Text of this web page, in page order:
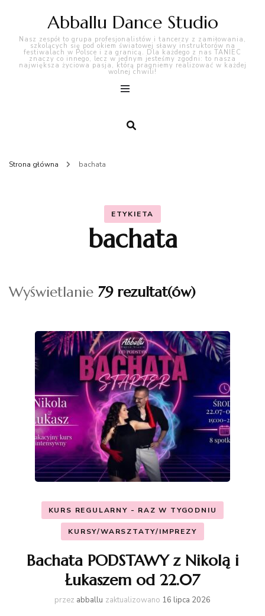
Abballu Dance Studio
Nasz zespół to grupa profesjonalistów i tancerzy z zamiłowania,
szkolących się pod okiem światowej sławy instruktorów na
festiwalach w Polsce i za granicą. Dla każdego z nas TANIEC
znaczy co innego, lecz w jednym jesteśmy zgodni: to nasza
największa życiowa pasja, którą pragniemy realizować w każdej
wolnej chwili!
Strona główna bachata
ETYKIETA
bachata
Wyświetlanie 79 rezultat(ów)
KURS REGULARNY - RAZ W TYGODNIU
KURSY/WARSZTATY/IMPREZY
Bachata PODSTAWY z Nikolą i
Łukaszem od 22.07
przez abballu zaktualizowano 16 lipca 2026